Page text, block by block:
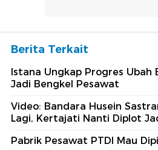
Berita Terkait
Istana Ungkap Progres
Jadi Bengkel Pesawat
Video: Bandara Husein
Lagi, Kertajati Nanti Diplot
Pabrik Pesawat PTDI Mau